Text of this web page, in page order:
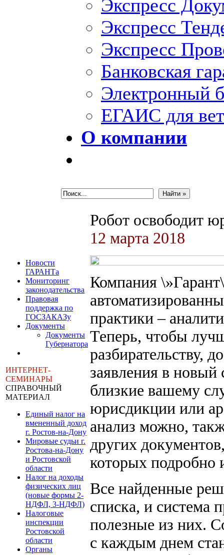
Экспресс
Экспресс
Экспресс
Банковская
Электронный
ЕГАИС для
О компании
Новости
ГАРАНТа
Мониторинг
законодательства
Правовая
поддержка по
ГОСЗАКАЗу
Документы
Документы
Губернатора
ИНТЕРНЕТ-
СЕМИНАРЫ
СПРАВОЧНЫЙ
МАТЕРИАЛ
Единый налог на
вмененный доход
г. Ростов-на-Дону
Мировые судьи г.
Ростова-на-Дону
и Ростовской
области
Налог на доходы
физических лиц
(новые формы 2-
НДФЛ, 3-НДФЛ)
Налоговые
инспекции
Ростовской
области
Органы
Робот освободит
12 марта 2018
Компания
практики –
Теперь, чтобы
разбирательству,
заявления в новый
близкие вашему
юрисдикции или
анализ можно,
других
которых подробно
Все найденные
списка, и система
полезные из них.
с каждым днем